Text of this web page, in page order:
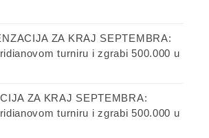
ZA KRAJ SEPTEMBRA:
turniru i zgrabi 500.000 u
ZA KRAJ SEPTEMBRA:
turniru i zgrabi 500.000 u